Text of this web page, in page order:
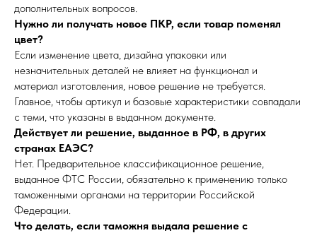
дополнительных вопросов.
Нужно ли получать новое ПКР, если товар поменял
цвет?
Если изменение цвета, дизайна упаковки или
незначительных деталей не влияет на функционал и
материал изготовления, новое решение не требуется.
Главное, чтобы артикул и базовые характеристики совпадали
с теми, что указаны в выданном документе.
Действует ли решение, выданное в РФ, в других
странах ЕАЭС?
Нет. Предварительное классификационное решение,
выданное ФТС России, обязательно к применению только
таможенными органами на территории Российской
Федерации.
Что делать, если таможня выдала решение с